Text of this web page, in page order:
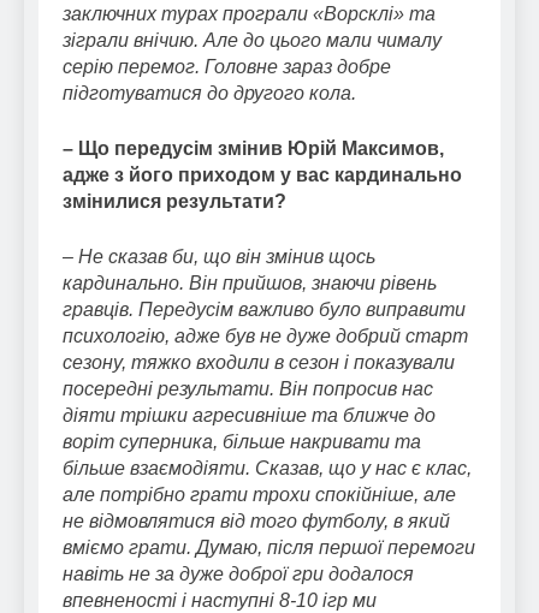
заключних турах програли «Ворсклі» та
зіграли внічию. Але до цього мали чималу
серію перемог. Головне зараз добре
підготуватися до другого кола.
– Що передусім змінив Юрій Максимов,
адже з його приходом у вас кардинально
змінилися результати?
– Не сказав би, що він змінив щось
кардинально. Він прийшов, знаючи рівень
гравців. Передусім важливо було виправити
психологію, адже був не дуже добрий старт
сезону, тяжко входили в сезон і показували
посередні результати. Він попросив нас
діяти трішки агресивніше та ближче до
воріт суперника, більше накривати та
більше взаємодіяти. Сказав, що у нас є клас,
але потрібно грати трохи спокійніше, але
не відмовлятися від того футболу, в який
вміємо грати. Думаю, після першої перемоги
навіть не за дуже доброї гри додалося
впевненості і наступні 8-10 ігр ми